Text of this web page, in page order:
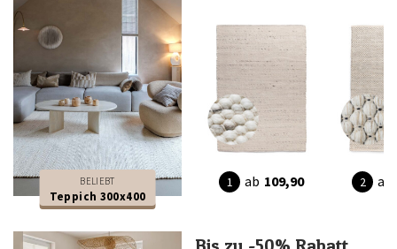
BELIEBT
Teppich 300x400
ab 109,90 ab